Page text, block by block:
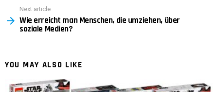
Next article
Wie erreicht man Menschen, die umziehen, über
soziale Medien?
YOU MAY ALSO LIKE